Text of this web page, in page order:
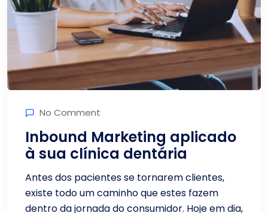
No Comment
Inbound Marketing aplicado
à sua clínica dentária
Antes dos pacientes se tornarem clientes,
existe todo um caminho que estes fazem
dentro da jornada do consumidor. Hoje em dia,